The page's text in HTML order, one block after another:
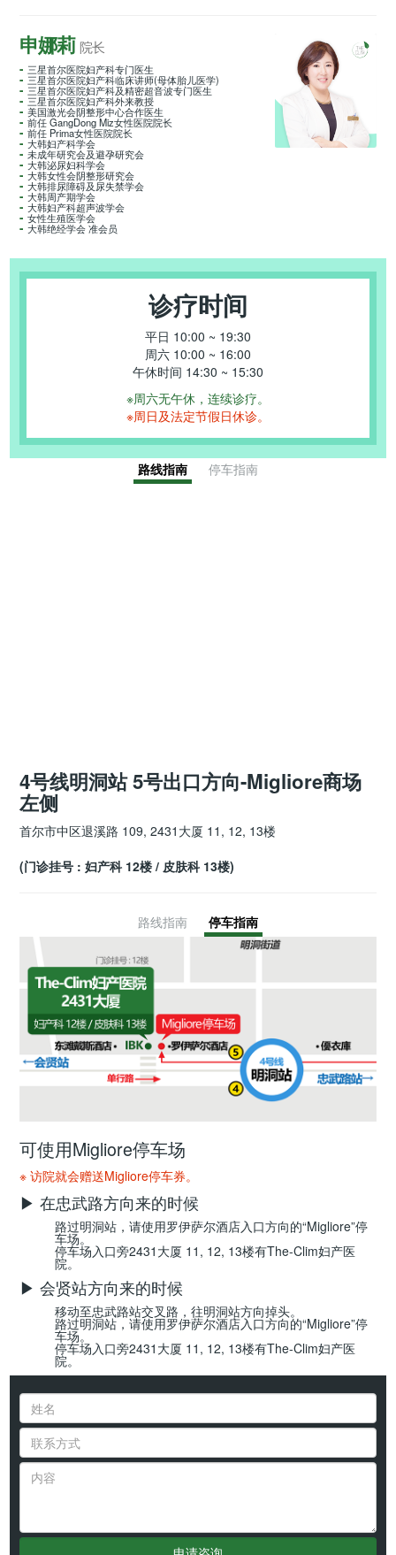
申娜莉院长
三星首尔医院妇产科专门医生
三星首尔医院妇产科临床讲师(母体胎儿医学)
三星首尔医院妇产科及精密超音波专门医生
三星首尔医院妇产科外来教授
美国激光会阴整形中心合作医生
前任 GangDong Miz女性医院院长
前任 Prima女性医院院长
大韩妇产科学会
未成年研究会及避孕研究会
大韩泌尿妇科学会
大韩女性会阴整形研究会
大韩排尿障碍及尿失禁学会
大韩周产期学会
大韩妇产科超声波学会
女性生殖医学会
大韩绝经学会 准会员
诊疗时间
平日 10:00 ~ 19:30
周六 10:00 ~ 16:00
午休时间 14:30 ~ 15:30
※周六无午休，连续诊疗。
※周日及法定节假日休诊。
路线指南 停车指南
4号线明洞站 5号出口方向-Migliore商场
左侧
首尔市中区退溪路 109, 2431大厦 11, 12, 13楼
(门诊挂号 : 妇产科 12楼 / 皮肤科 13楼)
路线指南 停车指南
可使用Migliore停车场
※ 访院就会赠送Migliore停车券。
▶ 在忠武路方向来的时候
路过明洞站，请使用罗伊萨尔酒店入口方向的“Migliore”停
车场。
停车场入口旁2431大厦 11, 12, 13楼有The-Clim妇产医
院。
▶ 会贤站方向来的时候
移动至忠武路站交叉路，往明洞站方向掉头。
路过明洞站，请使用罗伊萨尔酒店入口方向的“Migliore”停
车场。
停车场入口旁2431大厦 11, 12, 13楼有The-Clim妇产医
院。